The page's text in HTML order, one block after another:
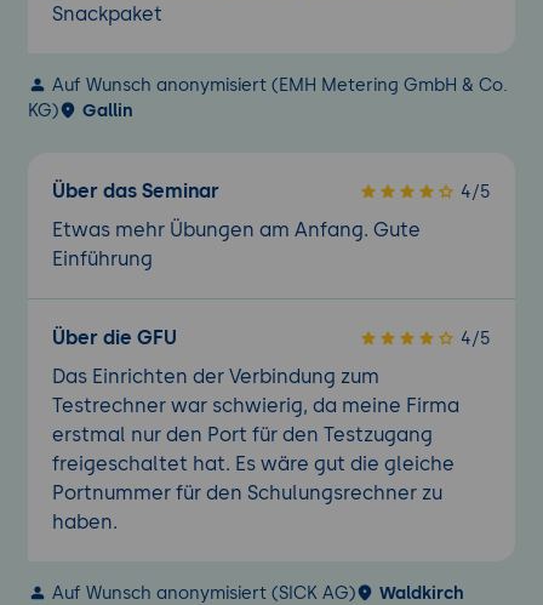
Snackpaket
Auf Wunsch anonymisiert (EMH Metering GmbH & Co.
KG)
Gallin
Über das Seminar 4/5
Etwas mehr Übungen am Anfang. Gute
Einführung
Über die GFU 4/5
Das Einrichten der Verbindung zum
Testrechner war schwierig, da meine Firma
erstmal nur den Port für den Testzugang
freigeschaltet hat. Es wäre gut die gleiche
Portnummer für den Schulungsrechner zu
haben.
Auf Wunsch anonymisiert (SICK AG) Waldkirch